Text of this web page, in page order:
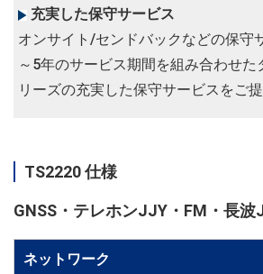
充実した保守サービス
オンサイト/センドバックなどの保守
～5年のサービス期間を組み合わせた
リーズの充実した保守サービスをご提
TS2220 仕様
GNSS・テレホンJJY・FM・長波
ネットワーク